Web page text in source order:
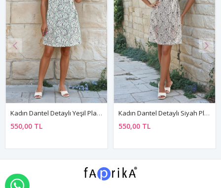
Kadın Dantel Detaylı Yeşil Plaj Elbisesi Yandan Bağlamalı Havuz Giyim Pareo
550,00 TL
Kadın Dantel Detaylı Siyah Plaj Elbisesi Yandan Bağlamalı Havuz Giyim Pareo
550,00 TL